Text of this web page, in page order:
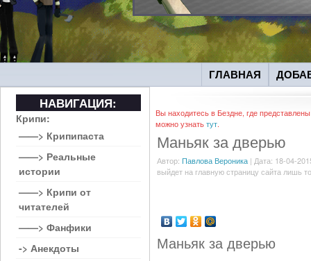
ГЛАВНАЯ
Вы находитесь в Бездне, где
можно узнатьтут.
Маньяк за дверью
Автор: Павлова Вероника | Дата: 18-04-
выйдет на главную страницу сайта лишь
Маньяк за дверью
НАВИГАЦИЯ:
Крипи:
——> Крипипаста
——> Реальные
истории
——> Крипи от
читателей
——> Фанфики
-> Анекдоты